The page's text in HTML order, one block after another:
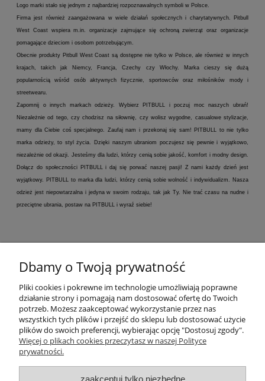
Logo marki stało się jednym z najbardziej rozpoznawalnych symboli w Polsce.
Firma jest również zaangażowana w wiele działań społecznych i charytatywnych. Pitbull
West Coast wspiera m.in. organizacje zajmujące się ochroną zwierząt oraz organizacje
pomagające dzieciom i osobom potrzebującym.
Obecnie produkty Pitbull West Coast są dostępne nie tylko w Polsce, ale również w innych
krajach, takich jak Niemcy, Francja, Czechy czy Włochy. Marka cieszy się dużą
popularnością wśród osób aktywnych fizycznie, sportowców oraz miłośników mody i
streetwearu.
Zapomnij o innych markach odzieży. Wybierz PITBULL i poczuj moc naszych ubrań!
Niezależnie od tego, czy chodzisz na siłownię, czy wolisz wygodne, casualowe stylizacje,
mamy dla Ciebie coś specjalnego. Zaufaj nam i przekonaj się sam! PITBULL to nie tylko
marka odzieży, to styl życia. Dzięki naszym ubraniom poczujesz się pewnie i wyjątkowo,
niezależnie od okazji. Jesteśmy dla ludzi, którzy cenią sobie jakość, komfort i modny design.
Dołącz do społeczności PITBULL i daj się porwać naszej pasji! Z nami każdy dzień jest
wyjątkowy. PITBULL to marka dla ludzi, którzy cenią sobie wolność i indywidualizm. Nasza
odzież jest niepowtarzalna i jedyna w swoim rodzaju, tak jak Ty. Nie trać czasu na nudne i
przeciętne ubrania, postaw na PITBULL i wyraź siebie!
FIRMA
Dbamy o Twoją prywatność
Pliki cookies i pokrewne im technologie umożliwiają poprawne
działanie strony i pomagają nam dostosować ofertę do Twoich
potrzeb. Możesz zaakceptować wykorzystanie przez nas
wszystkich tych plików i przejść do sklepu lub dostosować użycie
plików do swoich preferencji, wybierając opcję "Dostosuj zgody".
Więcej o plikach cookies przeczytasz w naszej Polityce
prywatności.
zaakceptuj tylko niezbędne